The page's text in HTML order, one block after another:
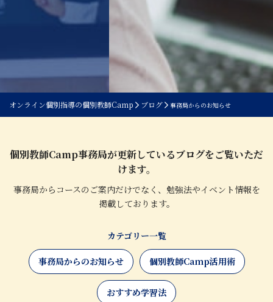
オンライン個別指導の個別教師Camp ブログ 事務局からのお知らせ
個別教師Camp事務局が更新しているブログをご覧いただ
けます。
事務局からコースのご案内だけでなく、勉強法やイベント情報を
掲載しております。
カテゴリー一覧
事務局からのお知らせ 個別教師Camp活用術
おすすめ学習法